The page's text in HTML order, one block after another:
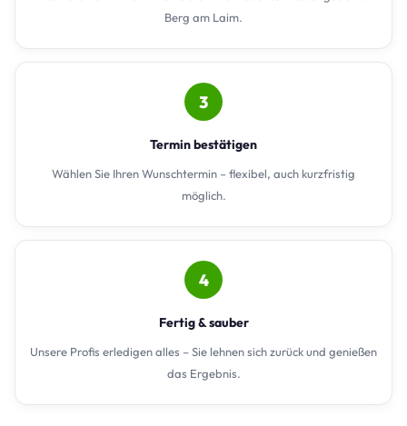
Berg am Laim.
3
Termin bestätigen
Wählen Sie Ihren Wunschtermin – flexibel, auch kurzfristig
möglich.
4
Fertig & sauber
Unsere Profis erledigen alles – Sie lehnen sich zurück und genießen
das Ergebnis.